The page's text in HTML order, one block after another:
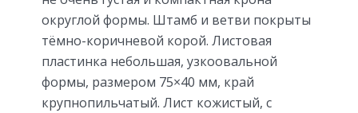
округлой формы. Штамб и ветви покрыты
тёмно-коричневой корой. Листовая
пластинка небольшая, узкоовальной
формы, размером 75×40 мм, край
крупнопильчатый. Лист кожистый, с